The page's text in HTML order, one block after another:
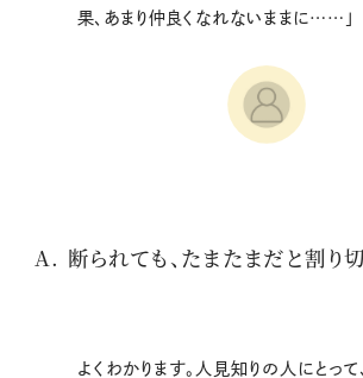
果、あまり仲良くなれないままに……」
A. 断られても、たまたまだと割り
よくわかります。人見知りの人にとって